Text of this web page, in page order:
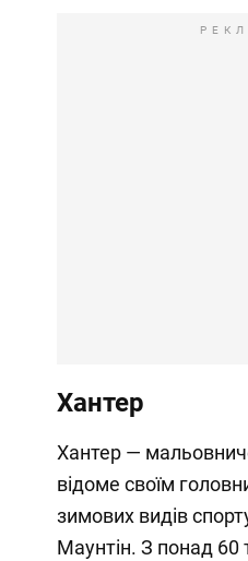
Хантер
Хантер —
відоме своїм
зимових видів
Маунтін. З понад